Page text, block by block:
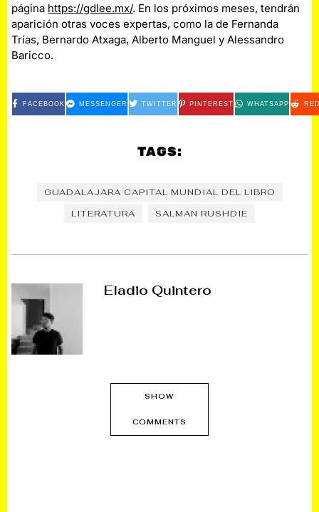
página https://gdlee.mx/. En los próximos meses, tendrán
aparición otras voces expertas, como la de Fernanda
Trías, Bernardo Atxaga, Alberto Manguel y Alessandro
Baricco.
FACEBOOK MESSENGER TWITTER PINTEREST WHATSAPP
TAGS:
GUADALAJARA CAPITAL MUNDIAL DEL LIBRO
LITERATURA
SALMAN RUSHDIE
Eladio Quintero
SHOW
COMMENTS